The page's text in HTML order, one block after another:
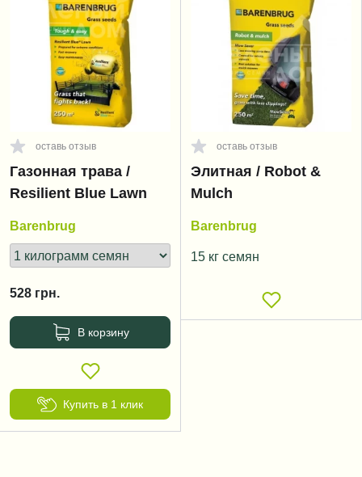
оставь отзыв
Газонная трава /
Resilient Blue Lawn
Barenbrug
528 грн.
В корзину
Купить в 1 клик
оставь отзыв
Элитная / Robot &
Mulch
Barenbrug
15 кг семян